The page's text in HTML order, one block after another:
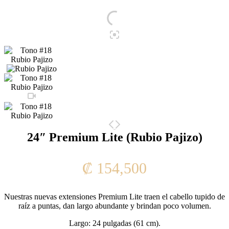
24″ Premium Lite (Rubio Pajizo)
₡ 154,500
Nuestras nuevas extensiones Premium Lite traen el cabello tupido de
raíz a puntas, dan largo abundante y brindan poco volumen.
Largo: 24 pulgadas (61 cm).